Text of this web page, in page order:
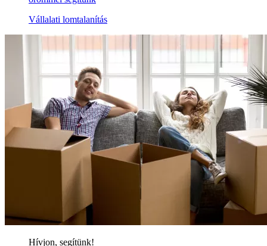
Vállalati lomtalanítás
Hívjon, segítünk!